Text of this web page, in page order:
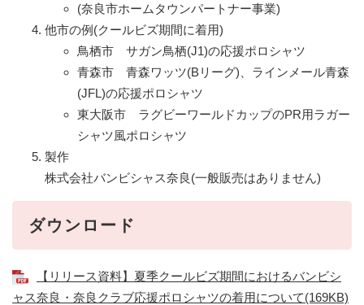
(奈良市ホームタウンパートナー事業)
他市の例(クールビズ期間に着用)
鳥栖市 サガン鳥栖(J1)の応援ポロシャツ
青森市 青森ワッツ(Bリーグ)、ラインメール青森
(JFL)の応援ポロシャツ
東大阪市 ラグビーワールドカップのPR用ラガー
シャツ風ポロシャツ
製作
株式会社バンビシャス奈良(一般販売はありません)
ダウンロード
【リリース資料】夏季クールビズ期間におけるバンビシ
ャス奈良・奈良クラブ応援ポロシャツの着用について(169KB)